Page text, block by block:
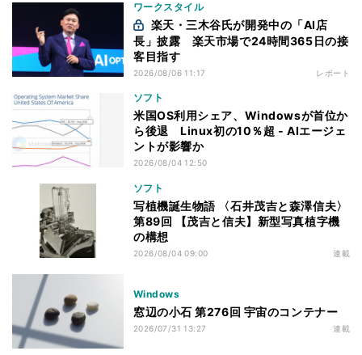
ワークスタイル
長」披露 楽天市場で24時間365日の接
客目指す
2026/08/06 11:17 レポート
ソフト
米国OS利用シェア、Windowsが首位か
ら後退 Linux初の10％超 - AIエージェ
ントが影響か
2026/08/04 12:50
ソフト
写植機誕生物語 〈石井茂吉と森澤信夫〉
第89回 【茂吉と信夫】新型写真植字機
の構想
2026/08/04 09:00 連載
Windows
窓辺の小石 第276回 宇宙のコンテナー
2026/07/31 13:27 連載